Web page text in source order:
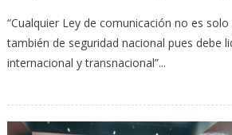
“Cualquier Ley de comunicación no es
también de seguridad nacional pues debe
internacional y transnacional”...